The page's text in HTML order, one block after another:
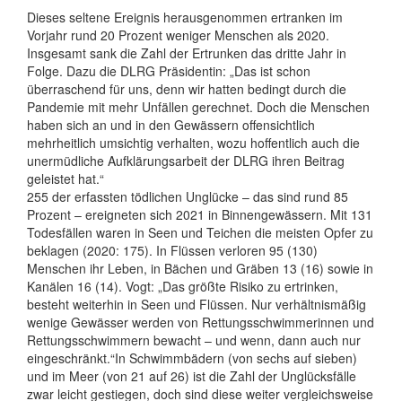
Dieses seltene Ereignis herausgenommen ertranken im
Vorjahr rund 20 Prozent weniger Menschen als 2020.
Insgesamt sank die Zahl der Ertrunken das dritte Jahr in
Folge. Dazu die DLRG Präsidentin: „Das ist schon
überraschend für uns, denn wir hatten bedingt durch die
Pandemie mit mehr Unfällen gerechnet. Doch die Menschen
haben sich an und in den Gewässern offensichtlich
mehrheitlich umsichtig verhalten, wozu hoffentlich auch die
unermüdliche Aufklärungsarbeit der DLRG ihren Beitrag
geleistet hat.“
255 der erfassten tödlichen Unglücke – das sind rund 85
Prozent – ereigneten sich 2021 in Binnengewässern. Mit 131
Todesfällen waren in Seen und Teichen die meisten Opfer zu
beklagen (2020: 175). In Flüssen verloren 95 (130)
Menschen ihr Leben, in Bächen und Gräben 13 (16) sowie in
Kanälen 16 (14). Vogt: „Das größte Risiko zu ertrinken,
besteht weiterhin in Seen und Flüssen. Nur verhältnismäßig
wenige Gewässer werden von Rettungsschwimmerinnen und
Rettungsschwimmern bewacht – und wenn, dann auch nur
eingeschränkt.“In Schwimmbädern (von sechs auf sieben)
und im Meer (von 21 auf 26) ist die Zahl der Unglücksfälle
zwar leicht gestiegen, doch sind diese weiter vergleichsweise